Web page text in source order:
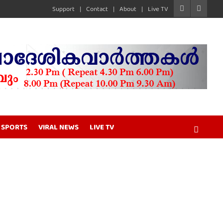
Support Contact About Live TV
SPORTS VIRAL NEWS LIVE TV